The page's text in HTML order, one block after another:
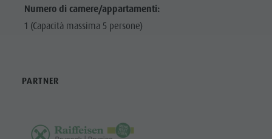
Numero di camere/appartamenti:
1 (Capacità massima 5 persone)
PARTNER